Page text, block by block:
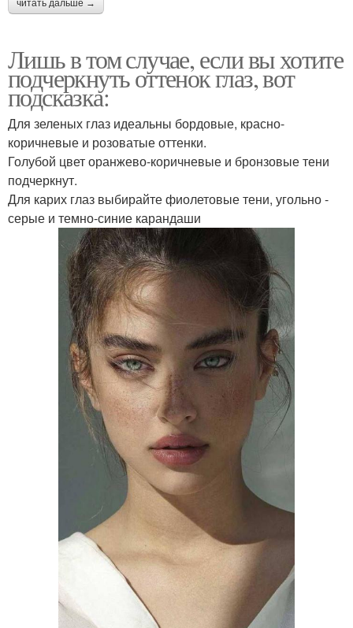
читать дальше →
Лишь в том случае, если вы хотите
подчеркнуть оттенок глаз, вот
подсказка:
Для зеленых глаз идеальны бордовые, красно-
коричневые и розоватые оттенки.
Голубой цвет оранжево-коричневые и бронзовые тени
подчеркнут.
Для карих глаз выбирайте фиолетовые тени, угольно -
серые и темно-синие карандаши